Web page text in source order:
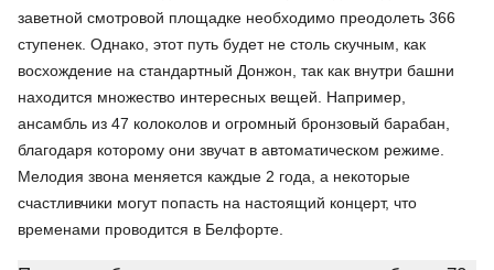
заветной смотровой площадке необходимо преодолеть 366
ступенек. Однако, этот путь будет не столь скучным, как
восхождение на стандартный Донжон, так как внутри башни
находится множество интересных вещей. Например,
ансамбль из 47 колоколов и огромный бронзовый барабан,
благодаря которому они звучат в автоматическом режиме.
Мелодия звона меняется каждые 2 года, а некоторые
счастливчики могут попасть на настоящий концерт, что
временами проводится в Белфорте.